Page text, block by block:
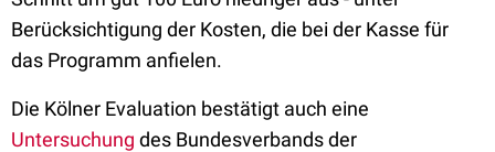
Berücksichtigung der Kosten, die bei der Kasse für
das Programm anfielen.
Die Kölner Evaluation bestätigt auch eine
Untersuchung des Bundesverbands der